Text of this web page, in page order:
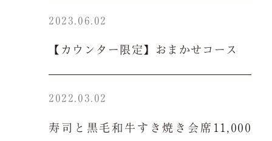
空室検索
クーポン
プライバシーポリシ
2023.06.02
【カウンター限定】おまかせコース
2022.03.02
寿司と黒毛和牛すき焼き会席11,000